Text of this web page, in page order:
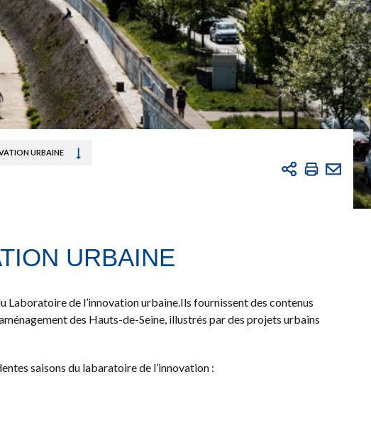
URBAINE
URBAINE
Laboratoire de l’innovation urbaine.Ils fournissent des contenus
des Hauts-de-Seine, illustrés par des projets urbains
saisons du labaratoire de l’innovation :